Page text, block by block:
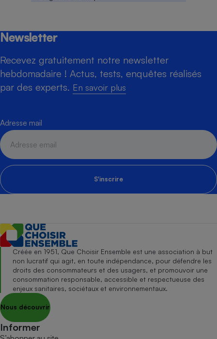
Newsletter
Recevez gratuitement notre newsletter
hebdomadaire ! Actus, tests, enquêtes réalisés
par des experts. En savoir plus
Adresse mail
S'inscrire
Créée en 1951, Que Choisir Ensemble est une association à but
non lucratif qui agit, en toute indépendance, pour défendre les
droits des consommateurs et des usagers, et promouvoir une
consommation responsable, accessible et respectueuse des
enjeux sanitaires, sociétaux et environnementaux.
Nous découvrir
Informer